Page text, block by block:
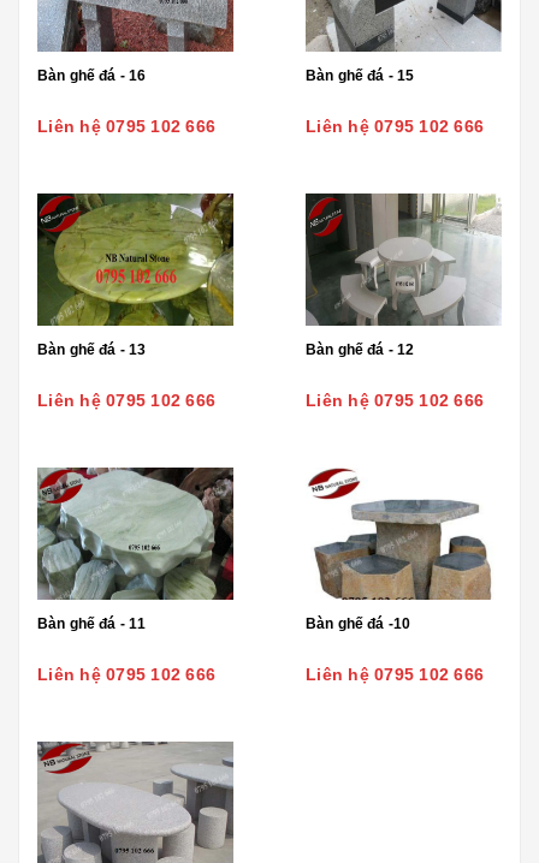
Bàn ghế đá - 16
Liên hệ 0795 102 666
Bàn ghế đá - 15
Liên hệ 0795 102 666
Bàn ghế đá - 13
Liên hệ 0795 102 666
Bàn ghế đá - 12
Liên hệ 0795 102 666
Bàn ghế đá - 11
Liên hệ 0795 102 666
Bàn ghế đá -10
Liên hệ 0795 102 666